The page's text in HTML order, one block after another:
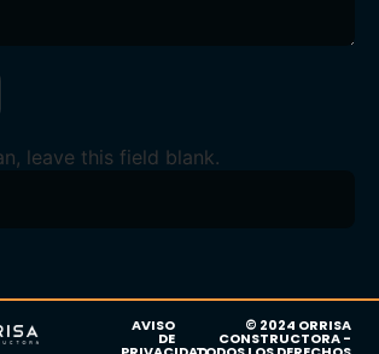
leave this field blank.
AVISO
DE
© 2024 ORRISA
CONSTRUCTORA -